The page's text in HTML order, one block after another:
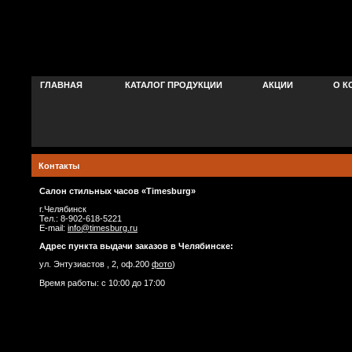
ГЛАВНАЯ КАТАЛОГ ПРОДУКЦИИ АКЦИИ О
Контакты
Салон стильных часов «Timesburg»
г.Челябинск
Тел.: 8-902-618-5221
E-mail: info@timesburg.ru
Адрес пункта выдачи заказов в Челябинске:
ул. Энтузиастов , 2, оф.200 фото)
Время работы: с 10:00 до 17:00